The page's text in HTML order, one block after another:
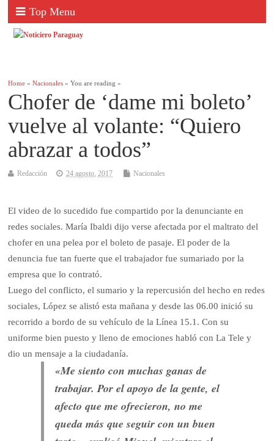
Top Menu
Home »Nacionales » You are reading »
Chofer de ‘dame mi boleto’
vuelve al volante: “Quiero
abrazar a todos”
Redacción 24 agosto, 2017 Nacionales
El video de lo sucedido fue compartido por la denunciante en
redes sociales. María Ibaldi dijo verse afectada por el maltrato del
chofer en una pelea por el boleto de pasaje. El poder de la
denuncia fue tan fuerte que el trabajador fue sumariado por la
empresa que lo contrató.
Luego del conflicto, el sumario y la repercusión del hecho en redes
sociales, López se alistó esta mañana y desde las 06.00 inició su
recorrido a bordo de su vehículo de la Línea 15.1. Con su
uniforme bien puesto y lleno de emociones habló con La Tele y
dio un mensaje a la ciudadanía.
«Me siento con muchas ganas de
trabajar. Por el apoyo de la gente, el
afecto que me ofrecieron, no me
queda más que seguir con un buen